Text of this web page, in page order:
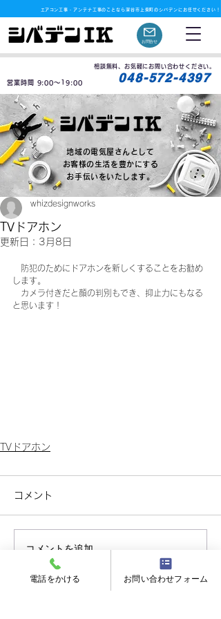
​エアコン工事・アンテナ工事のことなら深谷市上柴町のシバデンにお任せください！
048-572-4397
営業時間 9:00〜19:00
相談無料、お気軽にお問い合わせください。
お問合せ
地域の電気屋さんとして
お客様の生活を豊かにする
お手伝いをいたします。
TVドアホン
whizdesignworks
更新日： 3月8日
防犯のためにドアホンを新しくすることをお勧め
します。
カメラ付きだと顔の判別もでき、抑止力にもなる
と思います！
TVドアホン
コメント
コメントを追加…
電話をかける お問い合わせフォーム